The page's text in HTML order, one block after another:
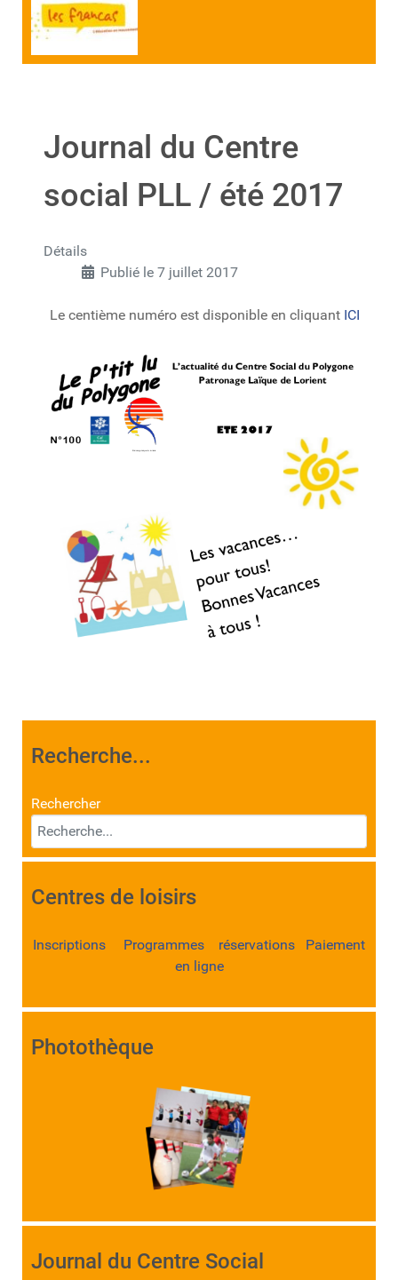
Journal du Centre
social PLL / été 2017
Détails
Publié le 7 juillet 2017
Le centième numéro est disponible en cliquant ICI
Recherche...
Rechercher
Centres de loisirs
Inscriptions Programmes réservations Paiement
en ligne
Photothèque
Journal du Centre Social